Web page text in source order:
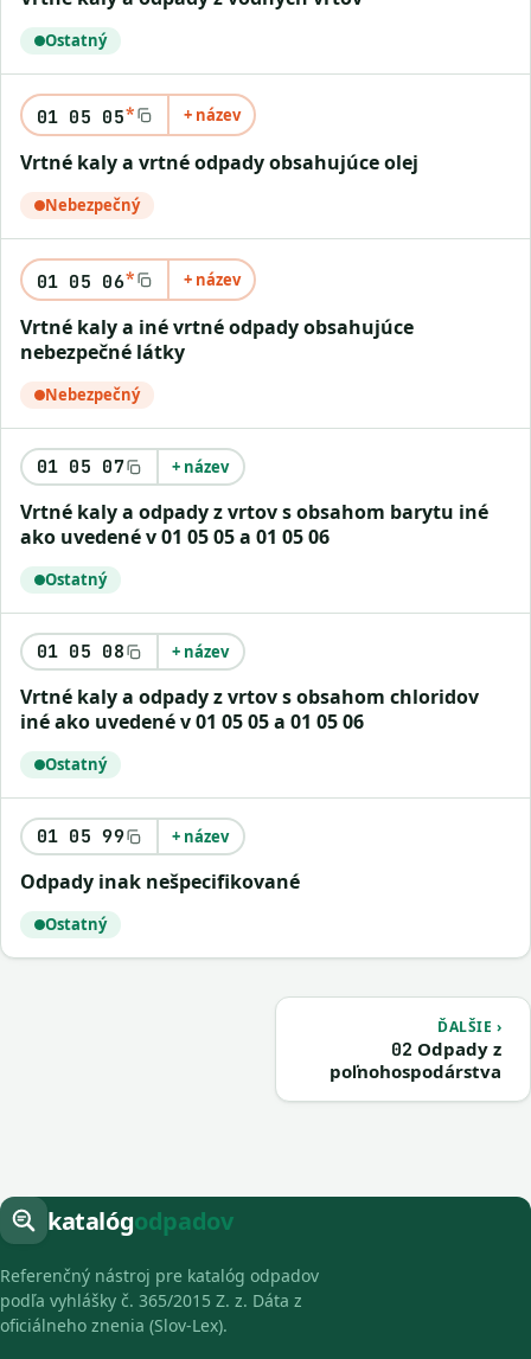
Ostatný
01 05 05* + název
vrtné kaly a vrtné odpady obsahujúce olej
Nebezpečný
01 05 06* + název
vrtné kaly a iné vrtné odpady obsahujúce
nebezpečné látky
Nebezpečný
01 05 07 + název
vrtné kaly a odpady z vrtov s obsahom barytu iné
ako uvedené v 01 05 05 a 01 05 06
Ostatný
01 05 08 + název
vrtné kaly a odpady z vrtov s obsahom chloridov
iné ako uvedené v 01 05 05 a 01 05 06
Ostatný
01 05 99 + název
odpady inak nešpecifikované
Ostatný
ĎALŠIE ›
02 Odpady z
poľnohospodárstva
katalógodpadov
Referenčný nástroj pre katalóg odpadov
podľa vyhlášky č. 365/2015 Z. z. Dáta z
oficiálneho znenia (Slov-Lex).